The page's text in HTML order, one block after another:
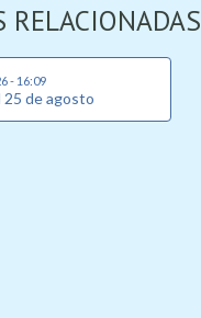
RELACIONADAS
- 16:09
25 de agosto